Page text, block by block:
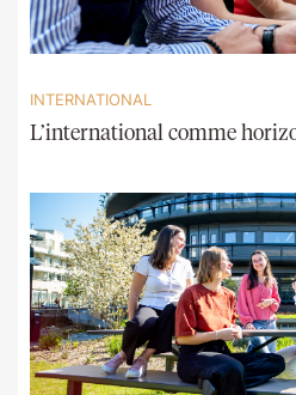
INTERNATIONAL
L’international comme